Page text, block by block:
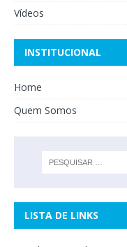
Vídeos
INSTITUCIONAL
Home
Quem Somos
LISTA DE LINKS